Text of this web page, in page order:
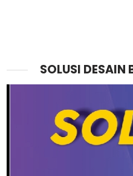
SOLUSI